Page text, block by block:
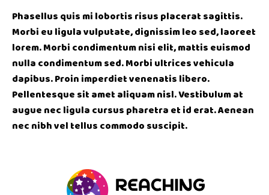
Phasellus quis mi lobortis risus placerat sagittis.
Morbi eu ligula vulputate, dignissim leo sed, laoreet
lorem. Morbi condimentum nisi elit, mattis euismod
nulla condimentum sed. Morbi ultrices vehicula
dapibus. Proin imperdiet venenatis libero.
Pellentesque sit amet aliquam nisl. Vestibulum at
augue nec ligula cursus pharetra et id erat. Aenean
nec nibh vel tellus commodo suscipit.